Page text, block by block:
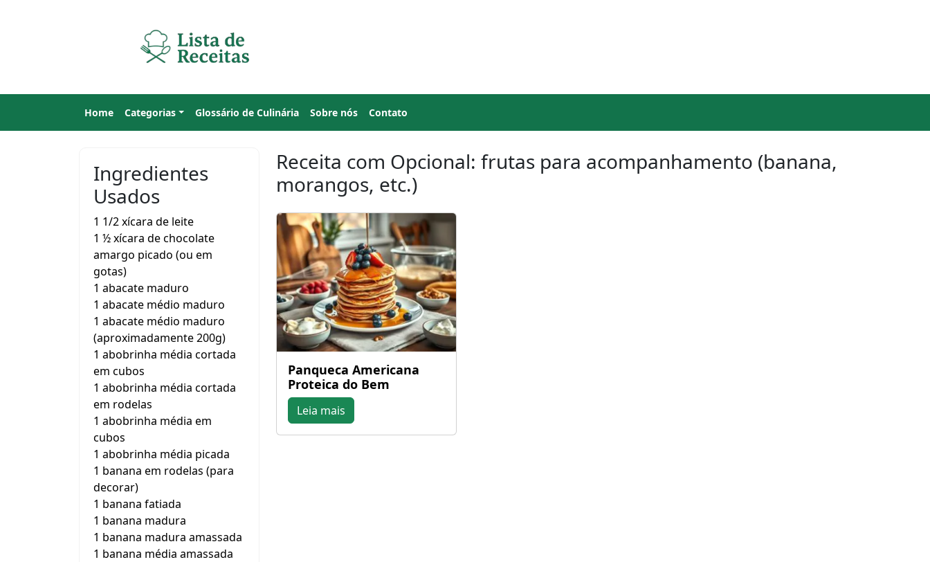
Home Categorias Glossário de Culinária Sobre nós Contato
Ingredientes
Usados
1 1/2 xícara de leite
1 ½ xícara de chocolate
amargo picado (ou em
gotas)
1 abacate maduro
1 abacate médio maduro
1 abacate médio maduro
(aproximadamente 200g)
1 abobrinha média cortada
em cubos
1 abobrinha média cortada
em rodelas
1 abobrinha média em
cubos
1 abobrinha média picada
1 banana em rodelas (para
decorar)
1 banana fatiada
1 banana madura
1 banana madura amassada
1 banana média amassada
Receita com Opcional: frutas para acompanhamento (banana,
morangos, etc.)
Panqueca Americana
Proteica do Bem
Leia mais